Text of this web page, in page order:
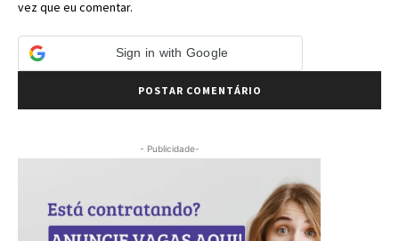
vez que eu comentar.
Sign in with Google
- Publicidade-